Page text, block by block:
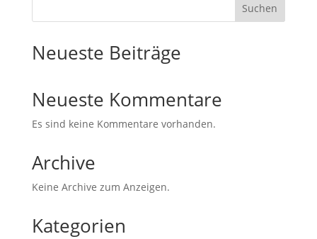
Suchen
Neueste Beiträge
Neueste Kommentare
Es sind keine Kommentare vorhanden.
Archive
Keine Archive zum Anzeigen.
Kategorien